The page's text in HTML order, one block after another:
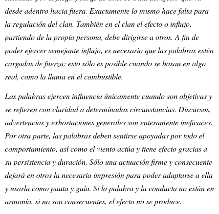
desde adentro hacia fuera. Exactamente lo mismo hace falta para
la regulación del clan. También en el clan el efecto o influjo,
partiendo de la propia persona, debe dirigirse a otros. A fin de
poder ejercer semejante influjo, es necesario que las palabras estén
cargadas de fuerza: esto sólo es posible cuando se basan en algo
real, como la llama en el combustible.
Las palabras ejercen influencia únicamente cuando son objetivas y
se refieren con claridad a determinadas circunstancias. Discursos,
advertencias y exhortaciones generales son enteramente ineficaces.
Por otra parte, las palabras deben sentirse apoyadas por todo el
comportamiento, así como el viento actúa y tiene efecto gracias a
su persistencia y duración. Sólo una actuación firme y consecuente
dejará en otros la necesaria impresión para poder adaptarse a ella
y usarla como pauta y guía. Si la palabra y la conducta no están en
armonía, si no son consecuentes, el efecto no se produce.